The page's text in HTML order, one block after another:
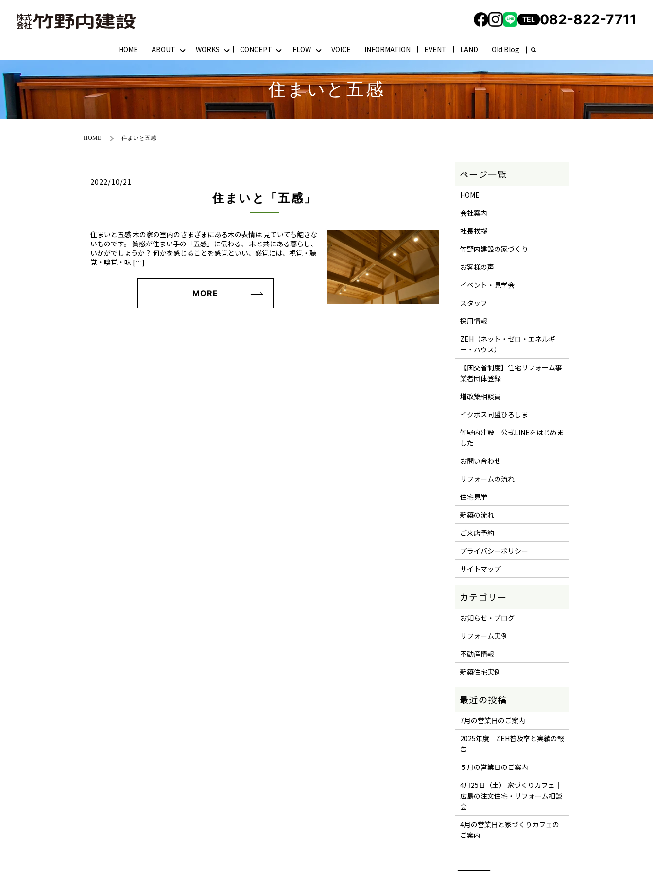
HOME ABOUT WORKS CONCEPT FLOW VOICE INFORMATION EVENT LAND Old Blog
TEL 082-822-7711
住まいと五感
HOME 住まいと五感
2022/10/21
住まいと「五感」
住まいと五感 木の家の室内のさまざまにある木の表情は 見ていても飽きな
いものです。 質感が住まい手の「五感」に伝わる、 木と共にある暮らし、
いかがでしょうか？ 何かを感じることを感覚といい、感覚には、視覚・聴
覚・嗅覚・味 […]
MORE
HOME
会社案内
社長挨拶
竹野内建設の家づくり
お客様の声
イベント・見学会
スタッフ
採用情報
ZEH（ネット・ゼロ・エネルギ
ー・ハウス）
【国交省制度】住宅リフォーム事
業者団体登録
増改築相談員
イクボス同盟ひろしま
竹野内建設 公式LINEをはじめま
した
お問い合わせ
リフォームの流れ
住宅見学
新築の流れ
ご来店予約
プライバシーポリシー
サイトマップ
お知らせ・ブログ
リフォーム実例
不動産情報
新築住宅実例
7月の営業日のご案内
2025年度 ZEH普及率と実績の報
告
５月の営業日のご案内
4月25日（土） 家づくりカフェ｜
広島の注文住宅・リフォーム相談
会
4月の営業日と家づくりカフェの
ご案内